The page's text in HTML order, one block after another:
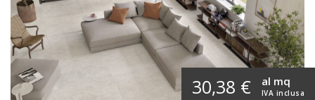
30,38 € IVA inclusa
al mq